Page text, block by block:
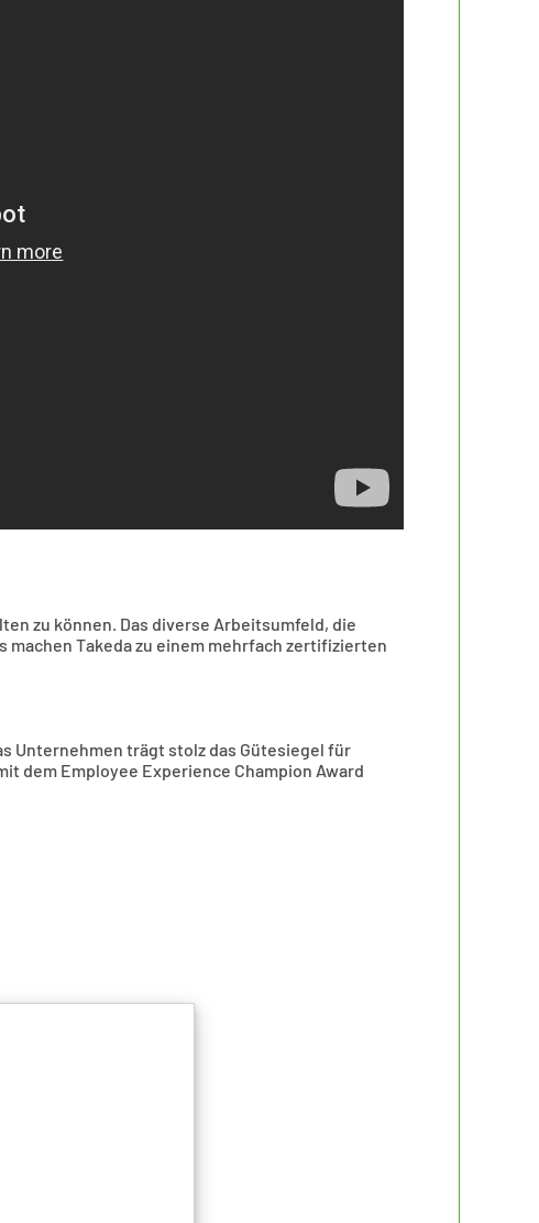
zu können. Das diverse Arbeitsumfeld, die
Takeda zu einem mehrfach zertifizierten
Unternehmen trägt stolz das Gütesiegel für
dem Employee Experience Champion Award